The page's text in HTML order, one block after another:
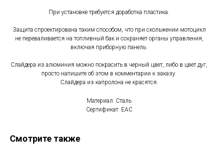
При установке требуется доработка пластика.
Защита спроектирована таким способом, что при скольжении мотоцикл
не переваливается на топливный бак и сохраняет органы управления,
включая приборную панель.
Слайдера из алюминия можно покрасить в черный цвет, либо в цвет дуг,
просто напишите об этом в комментарии к заказу.
Слайдера из капролона не красятся.
Материал: Сталь
Сертификат: EAC
Смотрите также